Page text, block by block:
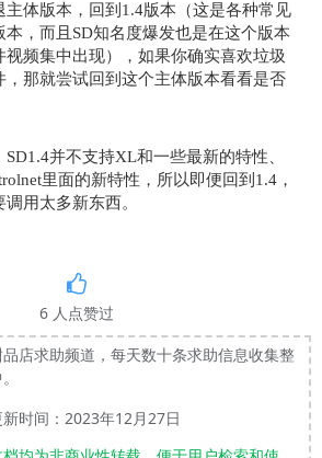
体版本，回到 1.4版本（这是各种常见
，而且 SD知名度爆发也是在这个版本
视频集中出现），如果你确实喜欢垃圾
，那就尝试回到这个主体版本看看是否
SD1.4并不支持XL和一些最新的特性、
里面的新特性，所以即便回到 1.4 ，
用太多新东西。
6 人点赞过
店求助频道，每天数十条求助信息收集整
时间：2023年12月27日